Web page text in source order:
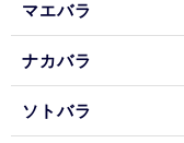
マエバラ
ナカバラ
ソトバラ